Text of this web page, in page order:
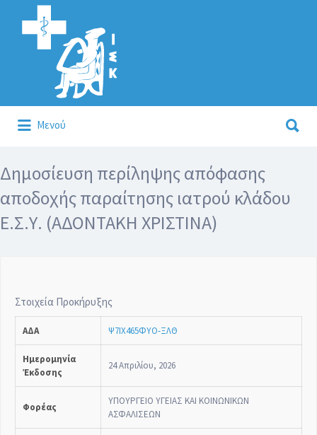
Αναζήτηση
για:
Μενού
για:
Δημοσίευση περίληψης απόφασης
αποδοχής παραίτησης ιατρού κλάδου
Ε.Σ.Υ. (ΑΔΟΝΤΑΚΗ ΧΡΙΣΤΙΝΑ)
Στοιχεία Προκήρυξης
ΑΔΑ Ψ7ΙΧ465ΦΥΟ-ΞΛΘ
Ημερομηνία
Έκδοσης
24 Απριλίου, 2026
Φορέας
ΥΠΟΥΡΓΕΙΟ ΥΓΕΙΑΣ ΚΑΙ ΚΟΙΝΩΝΙΚΩΝ
ΑΣΦΑΛΙΣΕΩΝ